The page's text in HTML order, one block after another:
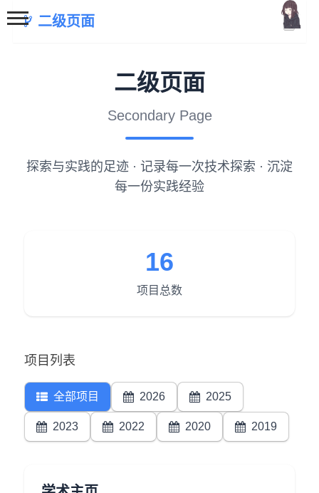
二级页面
二级页面
Secondary Page
探索与实践的足迹 · 记录每一次技术探索 · 沉淀
每一份实践经验
16
项目总数
项目列表
全部项目 2026 2025
2023 2022 2020 2019
首页
C#
Java
数据库
测试
计算机网络